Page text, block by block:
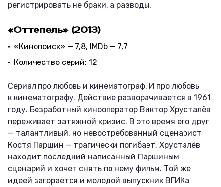
регистрировать не браки, а разводы.
«Оттепель» (2013)
«Кинопоиск» — 7,8, IMDb — 7,7
Количество серий: 12
Сериал про любовь и кинематограф. И про любовь
к кинематографу. Действие разворачивается в 1961
году. Безработный кинооператор Виктор Хрусталёв
переживает затяжной кризис. В это время его друг
— талантливый, но невостребованный сценарист
Костя Паршин — трагически погибает. Хрусталёв
находит последний написанный Паршиным
сценарий и хочет снять по нему фильм. Той же
идеей загорается и молодой выпускник ВГИКа